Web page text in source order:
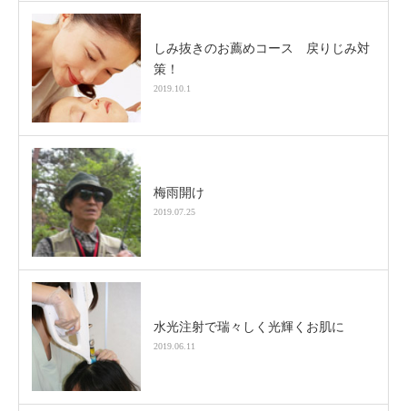
しみ抜きのお薦めコース 戻りじみ対
策！
2019.10.1
梅雨開け
2019.07.25
水光注射で瑞々しく光輝くお肌に
2019.06.11